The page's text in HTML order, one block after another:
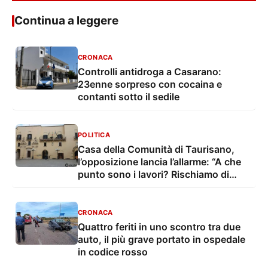
Continua a leggere
CRONACA
Controlli antidroga a Casarano:
23enne sorpreso con cocaina e
contanti sotto il sedile
POLITICA
Casa della Comunità di Taurisano,
l’opposizione lancia l’allarme: “A che
punto sono i lavori? Rischiamo di
CRONACA
Quattro feriti in uno scontro tra due
auto, il più grave portato in ospedale
in codice rosso